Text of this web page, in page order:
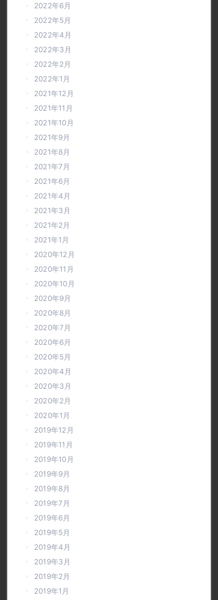
2022年6月
2022年5月
2022年4月
2022年3月
2022年2月
2022年1月
2021年12月
2021年11月
2021年10月
2021年9月
2021年8月
2021年7月
2021年6月
2021年4月
2021年3月
2021年2月
2021年1月
2020年12月
2020年11月
2020年10月
2020年9月
2020年8月
2020年7月
2020年6月
2020年5月
2020年4月
2020年3月
2020年2月
2020年1月
2019年12月
2019年11月
2019年10月
2019年9月
2019年8月
2019年7月
2019年6月
2019年5月
2019年4月
2019年3月
2019年2月
2019年1月